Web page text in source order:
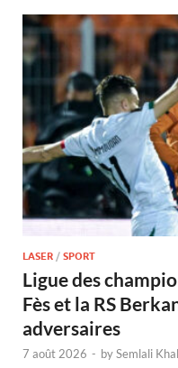
LASER / SPORT
Ligue des
Fès et la RS
adversaires
7 août 2026 - bySemlali